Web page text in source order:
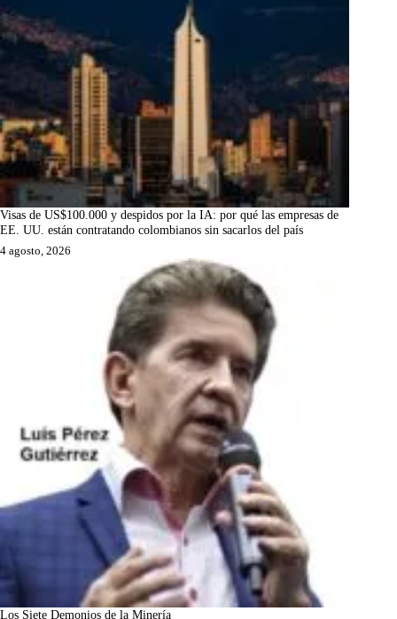
Visas de US$100.000 y despidos por la IA: por qué las empresas de
EE. UU. están contratando colombianos sin sacarlos del país
4 agosto, 2026
Los Siete Demonios de la Minería